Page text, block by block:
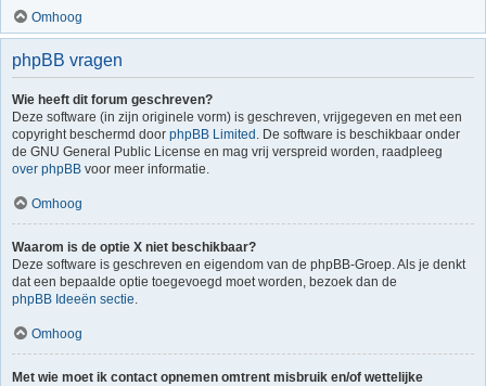
Omhoog
phpBB vragen
Wie heeft dit forum geschreven?
Deze software (in zijn originele vorm) is geschreven, vrijgegeven en met een
copyright beschermd door phpBB Limited . De software is beschikbaar onder
de GNU General Public License en mag vrij verspreid worden, raadpleeg
over phpBB voor meer informatie.
Omhoog
Waarom is de optie X niet beschikbaar?
Deze software is geschreven en eigendom van de phpBB-Groep. Als je denkt
dat een bepaalde optie toegevoegd moet worden, bezoek dan de
phpBB Ideeën sectie.
Omhoog
Met wie moet ik contact opnemen omtrent misbruik en/of wettelijke